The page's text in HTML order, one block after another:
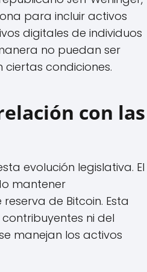
para incluir activos
digitales de individuos
no puedan ser
condiciones.
con las
evolución legislativa. El
mantener
de Bitcoin. Esta
ni del
manejan los activos